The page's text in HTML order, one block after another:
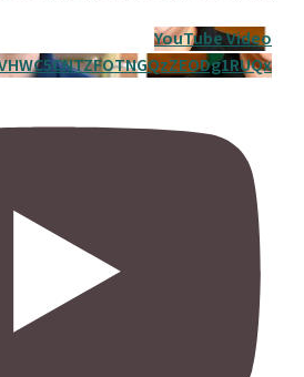
YouTube Video